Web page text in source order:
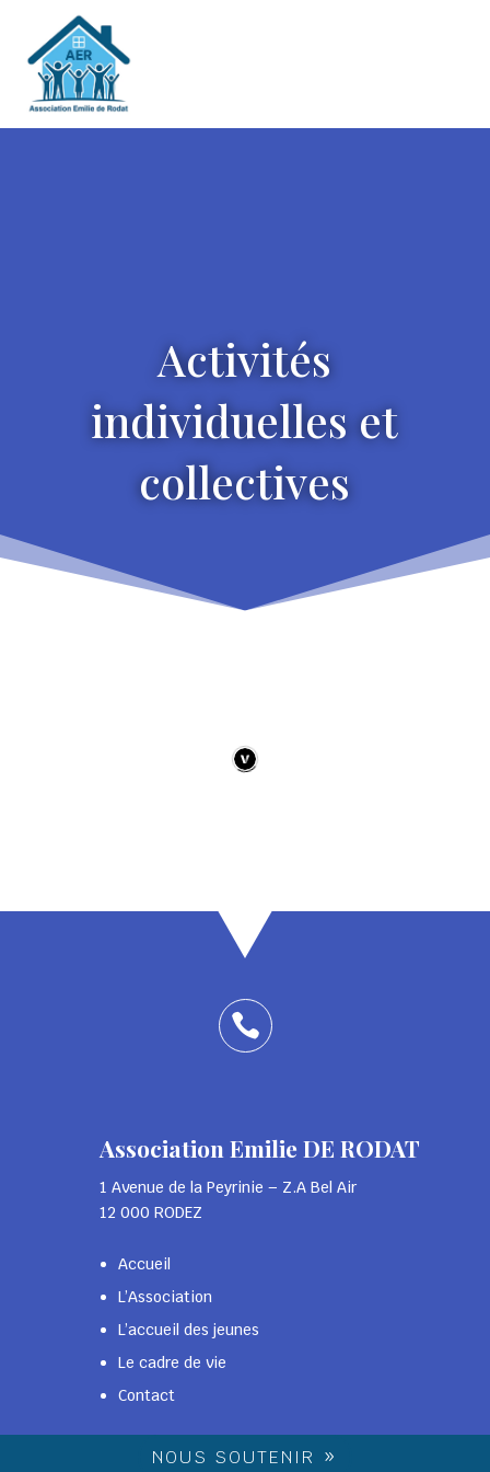
Activités
individuelles et
collectives
Accueil
L’Association
L’accueil des jeunes
Le cadre de vie
Contact

Association Emilie DE RODAT
1 Avenue de la Peyrinie – Z.A Bel Air
12 000 RODEZ
NOUS SOUTENIR